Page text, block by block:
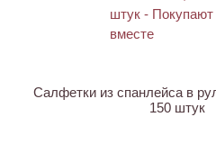
Салфетки из спанлейса в
150 штук